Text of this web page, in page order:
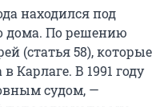
находился под
дома. По решению
(статья 58), которые
Карлаге. В 1991 году
судом, —